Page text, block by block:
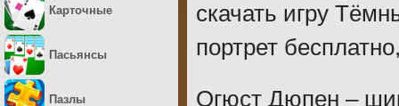
скачать игру
портрет
Огюст Дюпен –
Карточные
Пасьянсы
Пазлы